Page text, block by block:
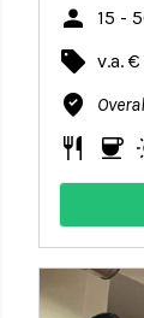
person 15 -
local_offer v.a.
where_to_vote
restaurant coffee